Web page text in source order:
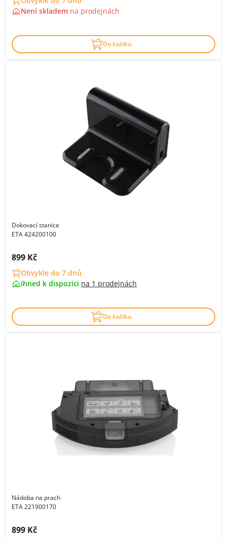
Není skladem na prodejnách
Do košíku
Dokovací stanice
ETA 424200100
Cena s DPH:
899 Kč
Obvykle do 7 dnů
ihned k dispozici na 1 prodejnách
Do košíku
Nádoba na prach
ETA 221900170
Cena s DPH:
899 Kč